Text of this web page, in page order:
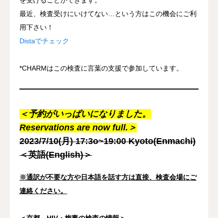
最近、検査受けにいけてない…という方はこの機会にご利
用下さい！
Distaでチェック
*CHARMはこの検査に言葉の支援で参加しています。
＜予約がいっぱいになりました。
Reservations are now full.＞
2023/7/10(月) 17:3o~19:00 Kyoto(Enmachi)
＜英語(English)＞
※通訳が不要な方や日本語を話す方は直接、検査会場にご
連絡ください。